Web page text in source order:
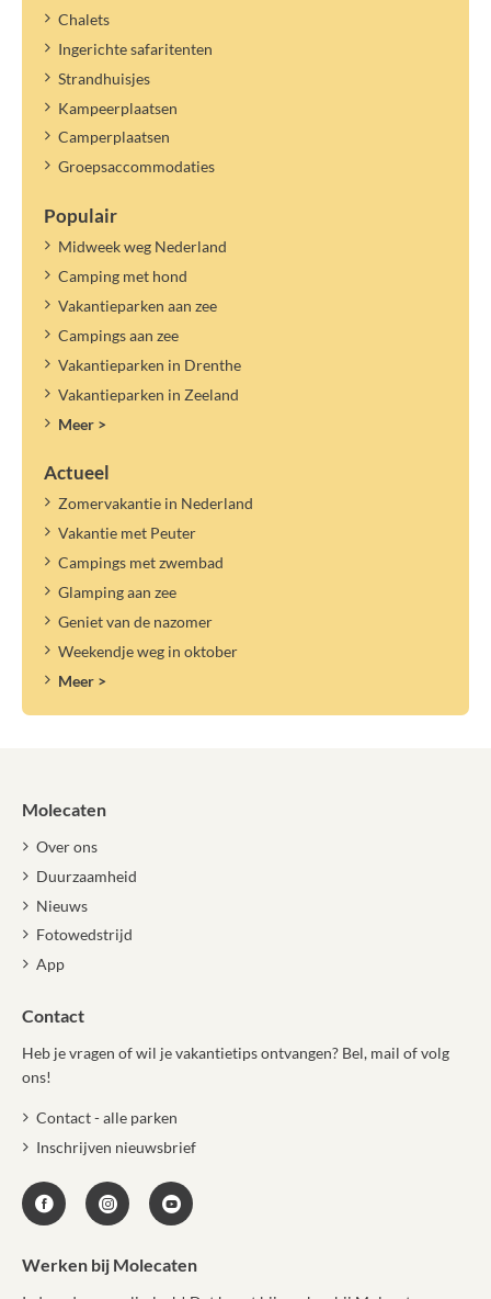
Chalets
Ingerichte safaritenten
Strandhuisjes
Kampeerplaatsen
Camperplaatsen
Groepsaccommodaties
Populair
Midweek weg Nederland
Camping met hond
Vakantieparken aan zee
Campings aan zee
Vakantieparken in Drenthe
Vakantieparken in Zeeland
Meer >
Actueel
Zomervakantie in Nederland
Vakantie met Peuter
Campings met zwembad
Glamping aan zee
Geniet van de nazomer
Weekendje weg in oktober
Meer >
Molecaten
Over ons
Duurzaamheid
Nieuws
Fotowedstrijd
App
Contact
Heb je vragen of wil je vakantietips ontvangen? Bel, mail of volg
ons!
Contact - alle parken
Inschrijven nieuwsbrief
Werken bij Molecaten